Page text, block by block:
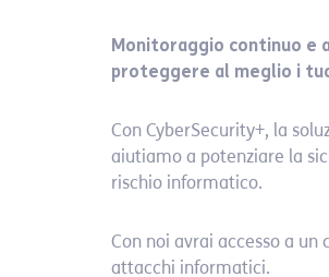
Monitoraggio continuo e
proteggere al meglio i
Con CyberSecurity+, la
aiutiamo a potenziare la
rischio informatico.
Con noi avrai accesso a
attacchi informatici.